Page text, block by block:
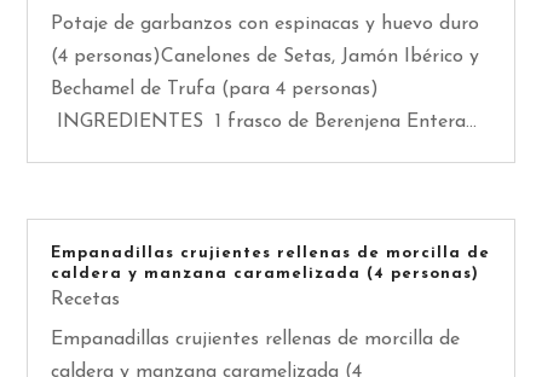
Potaje de garbanzos con espinacas y huevo duro
(4 personas)Canelones de Setas, Jamón Ibérico y
Bechamel de Trufa (para 4 personas)
INGREDIENTES 1 frasco de Berenjena Entera...
Empanadillas crujientes rellenas de morcilla de
caldera y manzana caramelizada (4 personas)
Recetas
Empanadillas crujientes rellenas de morcilla de
caldera y manzana caramelizada (4